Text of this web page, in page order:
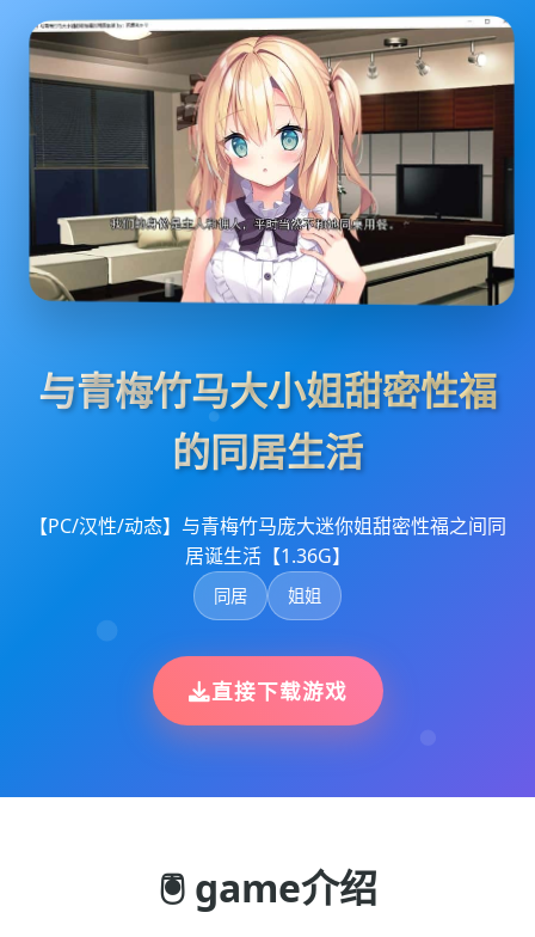
与青梅竹马大小姐甜密性福
的同居生活
【PC/汉性/动态】与青梅竹马庞大迷你姐甜密性福之间同
居诞生活【1.36G】
同居 姐姐
直接下载游戏
🖲️ game介绍